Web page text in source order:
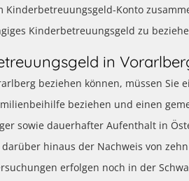
Kinderbetreuungsgeld-Konto
Kinderbetreuungsgeld zu
in
beziehen können, müssen Sie
beziehen und einen
sowie dauerhafter Aufenthalt in
hinaus der Nachweis von
erfolgen noch in der